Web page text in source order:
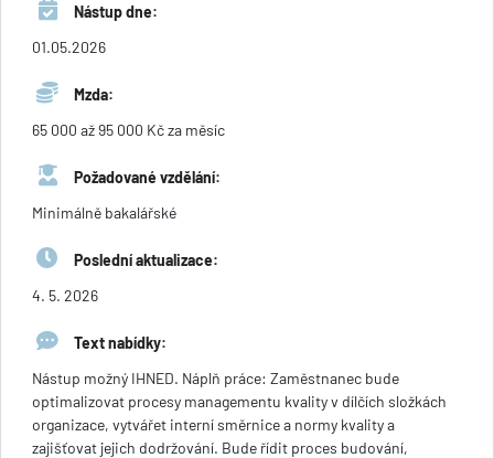
Nástup dne:
01.05.2026
Mzda:
65 000 až 95 000 Kč za měsíc
Požadované vzdělání:
Minimálně bakalářské
Poslední aktualizace:
4. 5. 2026
Text nabídky:
Nástup možný IHNED. Náplň práce: Zaměstnanec bude
optimalizovat procesy managementu kvality v dílčích složkách
organizace, vytvářet interní směrnice a normy kvality a
zajišťovat jejich dodržování. Bude řídit proces budování,